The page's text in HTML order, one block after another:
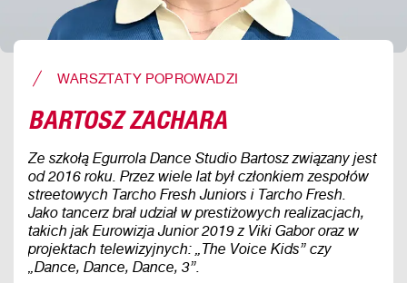
WARSZTATY POPROWADZI
BARTOSZ ZACHARA
Ze szkołą Egurrola Dance Studio Bartosz związany jest
od 2016 roku. Przez wiele lat był członkiem zespołów
streetowych Tarcho Fresh Juniors i Tarcho Fresh.
Jako tancerz brał udział w prestiżowych realizacjach,
takich jak Eurowizja Junior 2019 z Viki Gabor oraz w
projektach telewizyjnych: „The Voice Kids” czy
„Dance, Dance, Dance, 3”.